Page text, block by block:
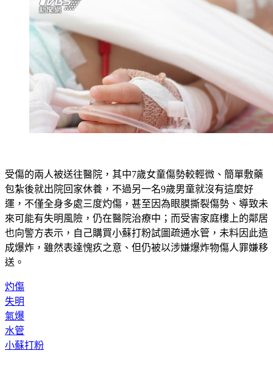
受傷的兩人被送往醫院，其中7歲女童傷勢較輕微、簡單敷藥
包紮後就出院回家休養，不過另一名9歲男童就沒有這麼好
運，不僅全身多處三度灼傷，甚至因為眼膜撕裂傷勢、導致未
來可能有失明風險，仍在醫院治療中；而受害家庭樓上的鄰居
也向警方表示，自己購買小蘇打粉試圖疏通水管，未料因此造
成爆炸，雖然表達愧疚之意、但仍被以涉嫌爆炸物傷人罪嫌移
送。
灼傷
失明
氣爆
水管
小蘇打粉